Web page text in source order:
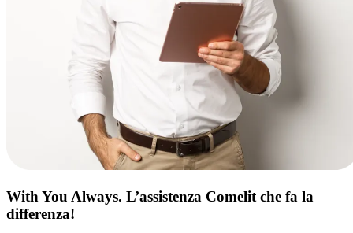
With You Always. L’assistenza Comelit che fa la
differenza!